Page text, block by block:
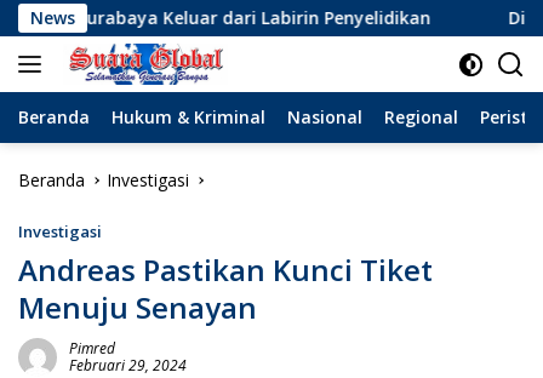
Langsung
ke
konten
News
Keluar dari Labirin Penyelidikan Dinamika Baru
Beranda Hukum & Kriminal Nasional Regional
Beranda Investigasi
Investigasi
Andreas Pastikan Kunci Tiket
Menuju Senayan
Pimred
Februari 29, 2024